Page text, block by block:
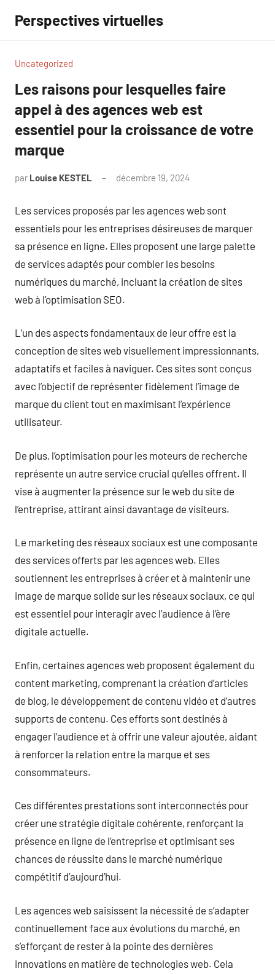
contenu
Perspectives virtuelles
Uncategorized
Les raisons pour lesquelles faire
appel à des agences web est
essentiel pour la croissance de votre
marque
par Louise KESTEL décembre 19, 2024
Les services proposés par les agences web sont
essentiels pour les entreprises désireuses de marquer
sa présence en ligne. Elles proposent une large palette
de services adaptés pour combler les besoins
numériques du marché, incluant la création de sites
web à l’optimisation SEO.
L’un des aspects fondamentaux de leur offre est la
conception de sites web visuellement impressionnants,
adaptatifs et faciles à naviguer. Ces sites sont conçus
avec l’objectif de représenter fidèlement l’image de
marque du client tout en maximisant l’expérience
utilisateur.
De plus, l’optimisation pour les moteurs de recherche
représente un autre service crucial qu’elles offrent. Il
vise à augmenter la présence sur le web du site de
l’entreprise, attirant ainsi davantage de visiteurs.
Le marketing des réseaux sociaux est une composante
des services offerts par les agences web. Elles
soutiennent les entreprises à créer et à maintenir une
image de marque solide sur les réseaux sociaux, ce qui
est essentiel pour interagir avec l’audience à l’ère
digitale actuelle.
Enfin, certaines agences web proposent également du
content marketing, comprenant la création d’articles
de blog, le développement de contenu vidéo et d’autres
supports de contenu. Ces efforts sont destinés à
engager l’audience et à offrir une valeur ajoutée, aidant
à renforcer la relation entre la marque et ses
consommateurs.
Ces différentes prestations sont interconnectés pour
créer une stratégie digitale cohérente, renforçant la
présence en ligne de l’entreprise et optimisant ses
chances de réussite dans le marché numérique
compétitif d’aujourd’hui.
Les agences web saisissent la nécessité de s’adapter
continuellement face aux évolutions du marché, en
s’efforçant de rester à la pointe des dernières
innovations en matière de technologies web. Cela